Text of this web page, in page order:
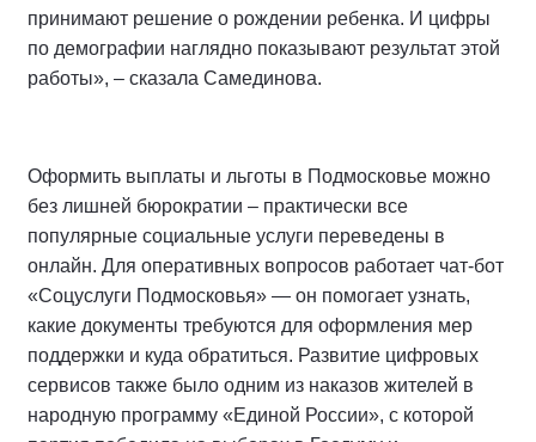
принимают решение о рождении ребенка. И цифры
по демографии наглядно показывают результат этой
работы», – сказала Самединова.
Оформить выплаты и льготы в Подмосковье можно
без лишней бюрократии – практически все
популярные социальные услуги переведены в
онлайн. Для оперативных вопросов работает чат-бот
«Соцуслуги Подмосковья» — он помогает узнать,
какие документы требуются для оформления мер
поддержки и куда обратиться. Развитие цифровых
сервисов также было одним из наказов жителей в
народную программу «Единой России», с которой